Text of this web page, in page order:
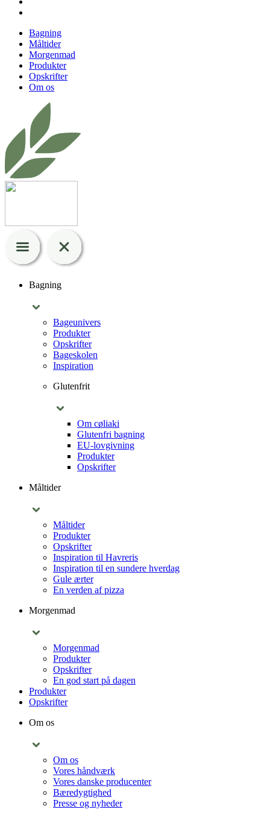
Bagning
Måltider
Morgenmad
Produkter
Opskrifter
Om os
Bagning
Bageunivers
Produkter
Opskrifter
Bageskolen
Inspiration
Glutenfrit
Om cøliaki
Glutenfri bagning
EU-lovgivning
Produkter
Opskrifter
Måltider
Måltider
Produkter
Opskrifter
Inspiration til Havreris
Inspiration til en sundere hverdag
Gule ærter
En verden af pizza
Morgenmad
Morgenmad
Produkter
Opskrifter
En god start på dagen
Produkter
Opskrifter
Om os
Om os
Vores håndværk
Vores danske producenter
Bæredygtighed
Presse og nyheder